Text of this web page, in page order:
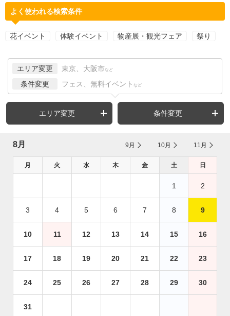
よく使われる検索条件
花イベント 体験イベント 物産展・観光フェア 祭り
エリア変更 東京、大阪市 など
条件変更 フェス、無料イベント など
エリア変更 条件変更
8月 9月 10月 11月
月 火 水 木 金 土 日
1 2
3 4 5 6 7 8 9
10 11 12 13 14 15 16
17 18 19 20 21 22 23
24 25 26 27 28 29 30
31